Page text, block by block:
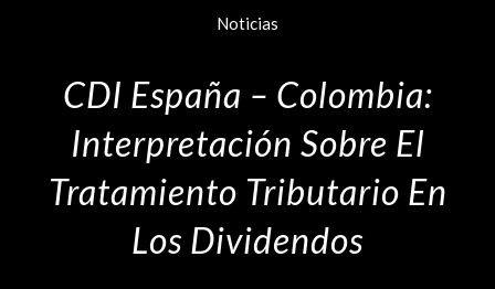
Noticias
CDI España – Colombia:
Interpretación Sobre El
Tratamiento Tributario En
Los Dividendos